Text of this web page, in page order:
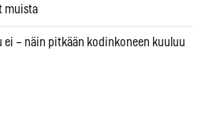
muista
ei – näin pitkään kodinkoneen kuuluu